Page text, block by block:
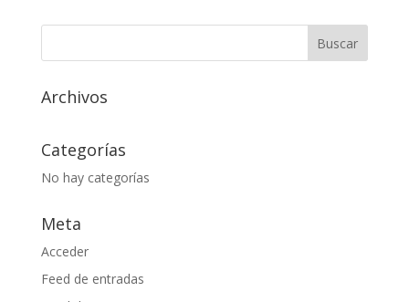
Archivos
Categorías
No hay categorías
Meta
Acceder
Feed de entradas